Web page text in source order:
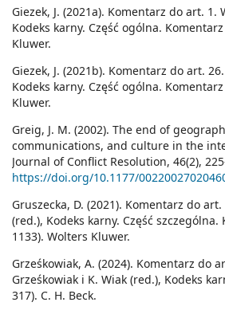
Giezek, J. (2021a). Komentarz do art. 1.
Kodeks karny. Część ogólna.
Kluwer.
Giezek, J. (2021b). Komentarz do art.
Kodeks karny. Część ogólna.
Kluwer.
Greig, J. M. (2002). The end of
communications, and culture in the
Journal of Conflict Resolution, 46(2),
https://doi.org/10.1177/
Gruszecka, D. (2021). Komentarz do art.
(red.), Kodeks karny. Część szczególna.
1133). Wolters Kluwer.
Grześkowiak, A. (2024). Komentarz do
Grześkowiak i K. Wiak (red.), Kodeks
317). C. H. Beck.